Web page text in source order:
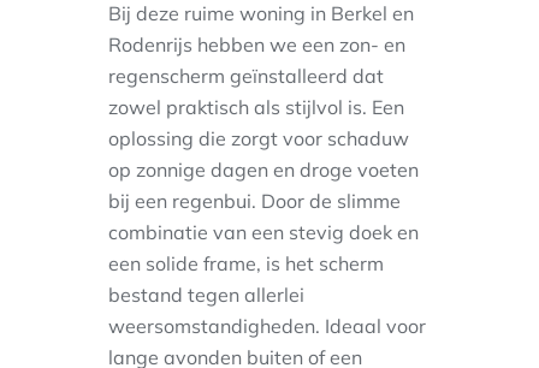
Bij deze ruime woning in Berkel en
Rodenrijs hebben we een zon- en
regenscherm geïnstalleerd dat
zowel praktisch als stijlvol is. Een
oplossing die zorgt voor schaduw
op zonnige dagen en droge voeten
bij een regenbui. Door de slimme
combinatie van een stevig doek en
een solide frame, is het scherm
bestand tegen allerlei
weersomstandigheden. Ideaal voor
lange avonden buiten of een